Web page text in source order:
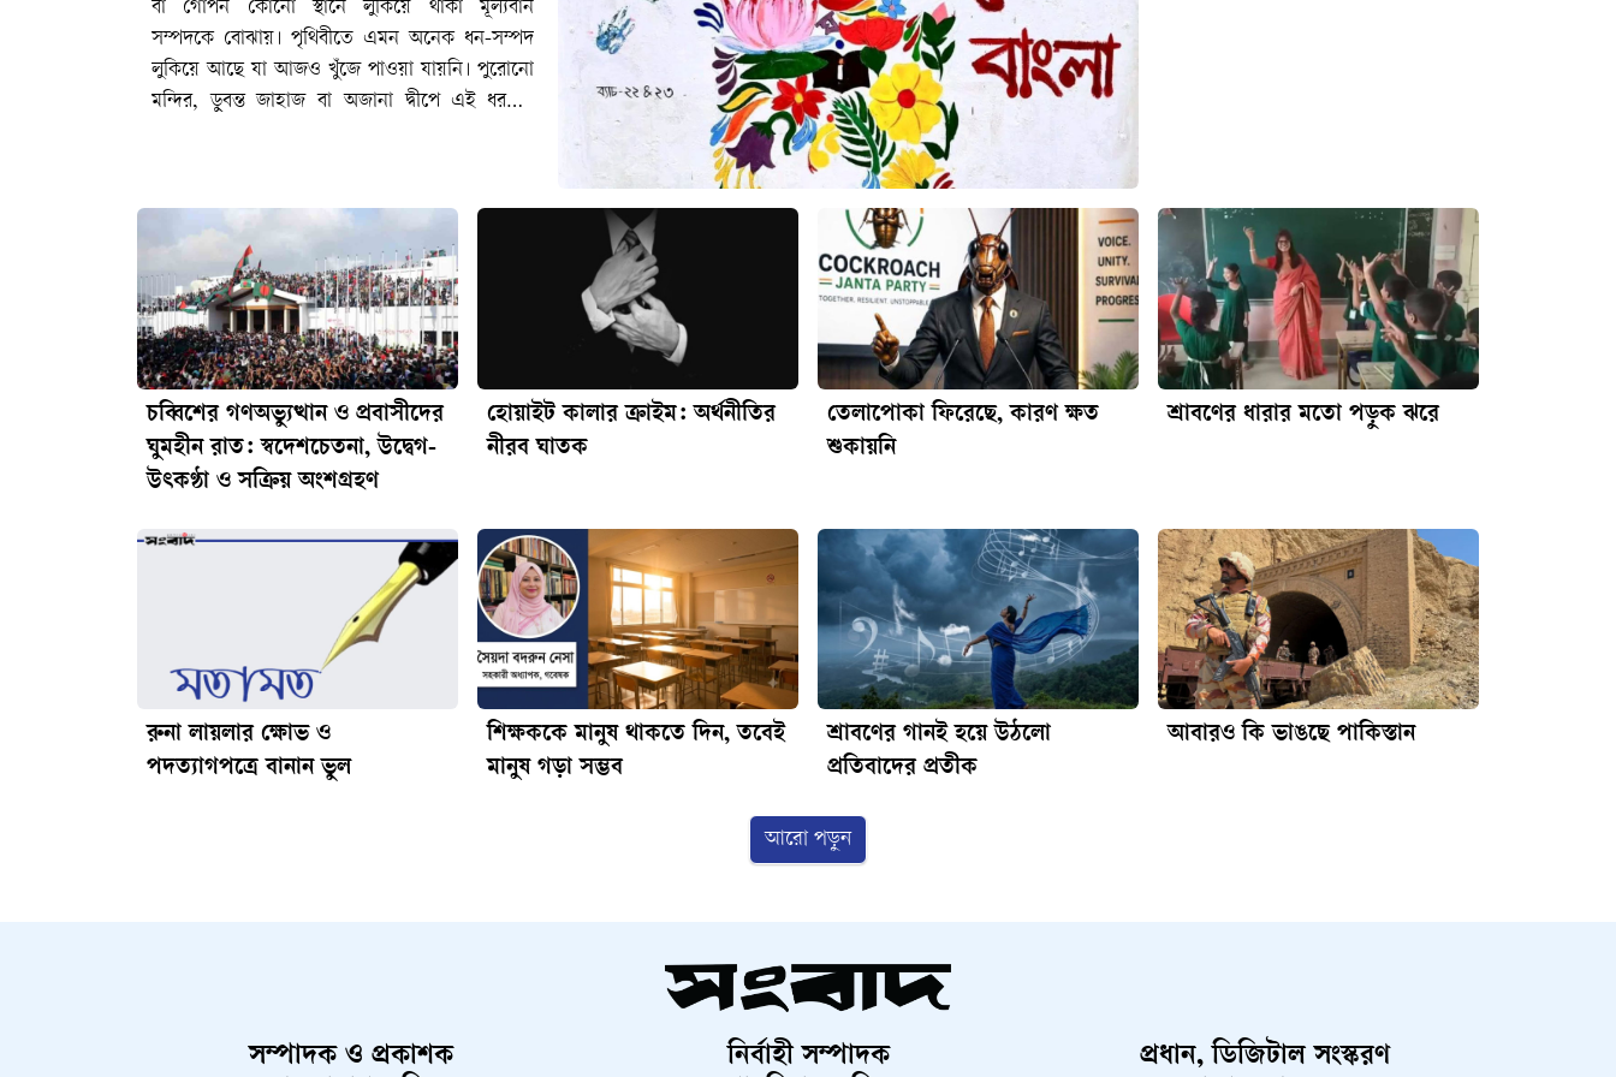
চব্বিশের গণঅভ্যুত্থান ও প্রবাসীদের
ঘুমহীন রাত: স্বদেশচেতনা, উদ্বেগ-
উৎকণ্ঠা ও সক্রিয় অংশগ্রহণ
হোয়াইট কালার ক্রাইম: অর্থনীতির
নীরব ঘাতক
তেলাপোকা ফিরেছে, কারণ ক্ষত
শুকায়নি
শ্রাবণের ধারার মতো পড়ুক ঝরে
রুনা লায়লার ক্ষোভ ও
পদত্যাগপত্রে বানান ভুল
শিক্ষককে মানুষ থাকতে দিন, তবেই
মানুষ গড়া সম্ভব
শ্রাবণের গানই হয়ে উঠলো
প্রতিবাদের প্রতীক
আবারও কি ভাঙছে পাকিস্তান
আরো পড়ুন
সম্পাদক ও প্রকাশক
নির্বাহী সম্পাদক
প্রধান, ডিজিটাল সংস্করণ